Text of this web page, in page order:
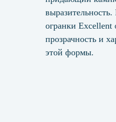
огранки
прозрачность и
этой формы.